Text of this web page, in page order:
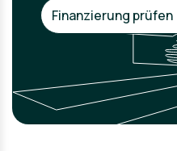
Finanzierung